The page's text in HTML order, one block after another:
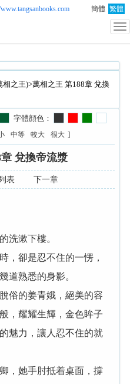
簡體 繁體
相之王)>萬相之王 第188章 兌換
字體顔色：
中等 較大 很大 ]
兌換帝流漿
表 下一章
漱下樓。
卻是忍不住的一愣，
道熟悉的身影。
的姜青娥，絕美的容
，耀耀生輝，金色眸子
魅力，讓人忍不住的就
她手肘抵着桌面，撐